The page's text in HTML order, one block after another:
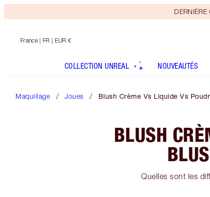
France | FR | EUR €
COLLECTION UNREAL NOUVEAUTÉS
Maquillage Joues Blush Crème Vs Liquide Vs
BLUSH
Quelles sont les